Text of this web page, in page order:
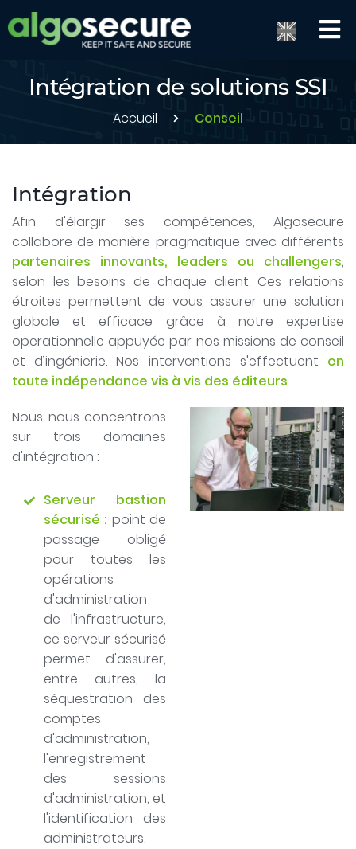
Intégration de solutions SSI
Accueil Conseil
Intégration
Afin d'élargir ses compétences, Algosecure
collabore de manière pragmatique avec différents
partenaires innovants, leaders ou challengers,
selon les besoins de chaque client. Ces relations
étroites permettent de vous assurer une solution
globale et efficace grâce à notre expertise
operationnelle appuyée par nos missions de conseil
et d’ingénierie. Nos interventions s'effectuent en
toute indépendance vis à vis des éditeurs.
Nous nous concentrons
sur trois domaines
d'intégration :
Serveur bastion
sécurisé : point de
passage obligé
pour toutes les
opérations
d'administration
de l'infrastructure,
ce serveur sécurisé
permet d'assurer,
entre autres, la
séquestration des
comptes
d'administration,
l'enregistrement
des sessions
d'administration, et
l'identification des
administrateurs.